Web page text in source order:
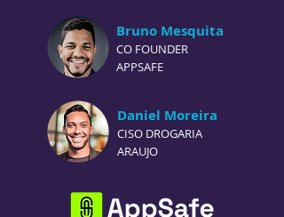
Bruno Mesquita
CO FOUNDER
APPSAFE
Daniel Moreira
CISO DROGARIA
ARAUJO